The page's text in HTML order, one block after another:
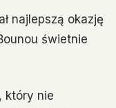
najlepszą okazję
świetnie
który nie